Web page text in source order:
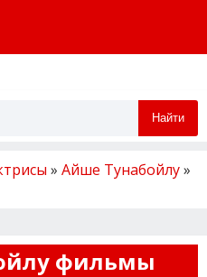
Найти
» Айше Тунабойлу»
фильмы